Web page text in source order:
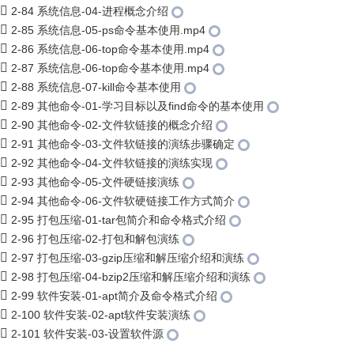
2-84 系统信息-04-进程概念介绍
2-85 系统信息-05-ps命令基本使用.mp4
2-86 系统信息-06-top命令基本使用.mp4
2-87 系统信息-06-top命令基本使用.mp4
2-88 系统信息-07-kill命令基本使用
2-89 其他命令-01-学习目标以及find命令的基本使用
2-90 其他命令-02-文件软链接的概念介绍
2-91 其他命令-03-文件软链接的演练步骤确定
2-92 其他命令-04-文件软链接的演练实现
2-93 其他命令-05-文件硬链接演练
2-94 其他命令-06-文件软硬链接工作方式简介
2-95 打包压缩-01-tar包简介和命令格式介绍
2-96 打包压缩-02-打包和解包演练
2-97 打包压缩-03-gzip压缩和解压缩介绍和演练
2-98 打包压缩-04-bzip2压缩和解压缩介绍和演练
2-99 软件安装-01-apt简介及命令格式介绍
2-100 软件安装-02-apt软件安装演练
2-101 软件安装-03-设置软件源